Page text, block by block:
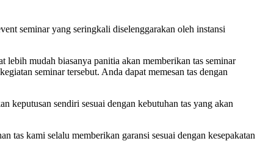
seminar yang seringkali diselenggarakan oleh instansi
lebih mudah biasanya panitia akan memberikan tas seminar
seminar tersebut. Anda dapat memesan tas dengan
keputusan sendiri sesuai dengan kebutuhan tas yang akan
tas kami selalu memberikan garansi sesuai dengan kesepakatan